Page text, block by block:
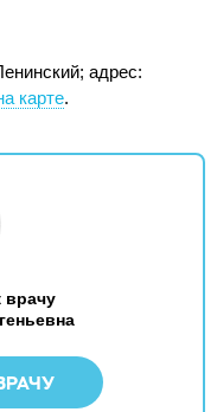
адрес:
карте.
врачу